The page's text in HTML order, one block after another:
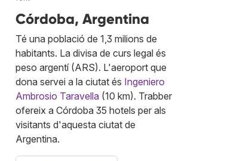
Córdoba, Argentina
Té una població de 1,3 milions de
habitants. La divisa de curs legal és
peso argentí (ARS). L'aeroport que
dona servei a la ciutat és Ingeniero
Ambrosio Taravella (10 km). Trabber
ofereix a Córdoba 35 hotels per als
visitants d'aquesta ciutat de
Argentina.